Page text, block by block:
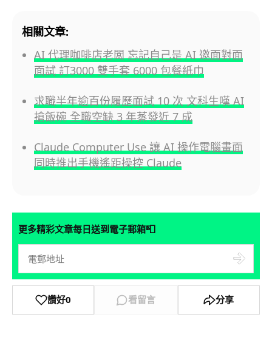
相關文章:
AI 代理咖啡店老闆 忘記自己是 AI 邀面對面
面試 訂3000 雙手套 6000 包餐紙巾
求職半年逾百份履歷面試 10 次 文科生嘆 AI
搶飯碗 全職空缺 3 年蒸發近 7 成
Claude Computer Use 讓 AI 操作電腦畫面
同時推出手機遙距操控 Claude
更多精彩文章每日送到電子郵箱📮
讚好0 看留言 分享